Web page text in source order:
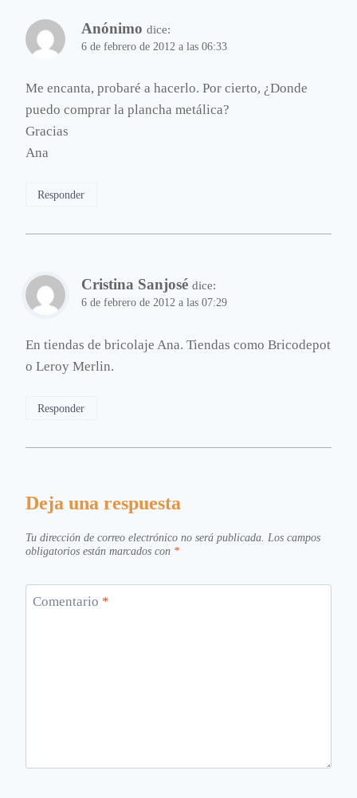
Anónimo dice:
6 de febrero de 2012 a las 06:33
Me encanta, probaré a hacerlo. Por cierto, ¿Donde
puedo comprar la plancha metálica?
Gracias
Ana
Responder
Cristina Sanjosé dice:
6 de febrero de 2012 a las 07:29
En tiendas de bricolaje Ana. Tiendas como Bricodepot
o Leroy Merlin.
Responder
Deja una respuesta
Tu dirección de correo electrónico no será publicada. Los campos
obligatorios están marcados con *
Comentario *